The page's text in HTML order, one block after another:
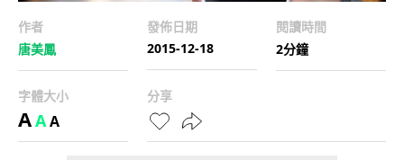
作者
唐美鳳
發佈日期
2015-12-18
閱讀時間
2分鐘
字體大小
AAA
分享